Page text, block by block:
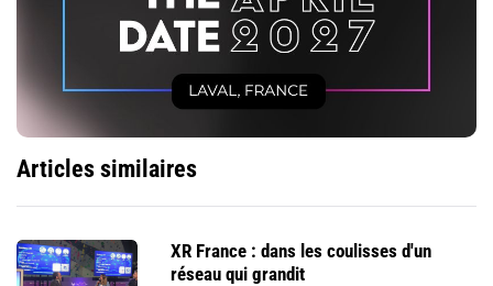
Articles similaires
XR France : dans les coulisses d'un
réseau qui grandit